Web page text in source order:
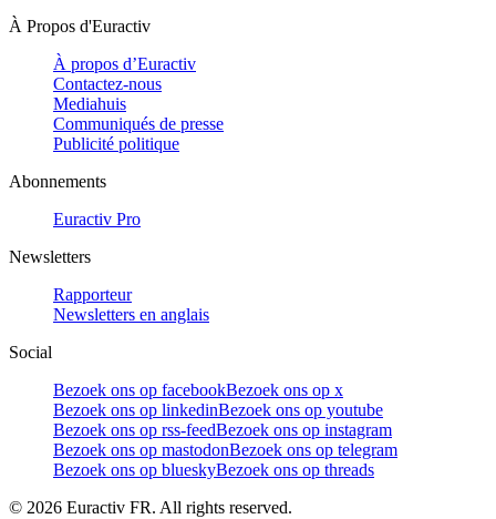
À Propos d'Euractiv
À propos d’Euractiv
Contactez-nous
Mediahuis
Communiqués de presse
Publicité politique
Abonnements
Euractiv Pro
Newsletters
Rapporteur
Newsletters en anglais
Social
Bezoek ons op facebookBezoek ons op x
Bezoek ons op linkedinBezoek ons op youtube
Bezoek ons op rss-feedBezoek ons op instagram
Bezoek ons op mastodonBezoek ons op telegram
Bezoek ons op blueskyBezoek ons op threads
© 2026 Euractiv FR. All rights reserved.